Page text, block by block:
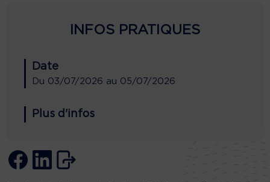
INFOS PRATIQUES
Date
Du 03/07/2026 au 05/07/2026
Plus d'infos